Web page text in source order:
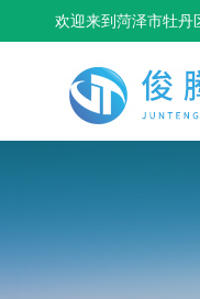
欢迎来到菏泽市牡丹